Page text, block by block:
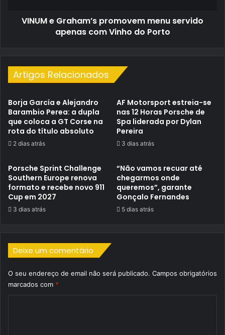
VINUM e Graham’s promovem menu servido
apenas com Vinho do Porto
Artigos Relacionados
Borja García e Alejandro
Barambio Perea: a dupla
que coloca a GT Corse na
rota do título absoluto
2 dias atrás
AF Motorsport estreia-se
nas 12 Horas Porsche de
Spa liderada por Dylan
Pereira
3 dias atrás
Porsche Sprint Challenge
Southern Europe renova
formato e recebe novo 911
Cup em 2027
3 dias atrás
“Não vamos recuar até
chegarmos onde
queremos”, garante
Gonçalo Fernandes
5 dias atrás
Deixe um comentário
O seu endereço de email não será publicado. Campos obrigatórios
marcados com *